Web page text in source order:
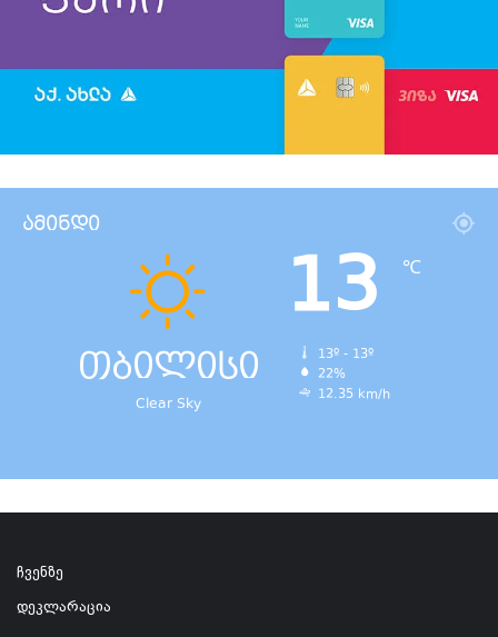
ამინდი
თბილისი
Clear Sky
13 ℃
13º - 13º
22%
12.35 km/h
ჩვენზე
დეკლარაცია